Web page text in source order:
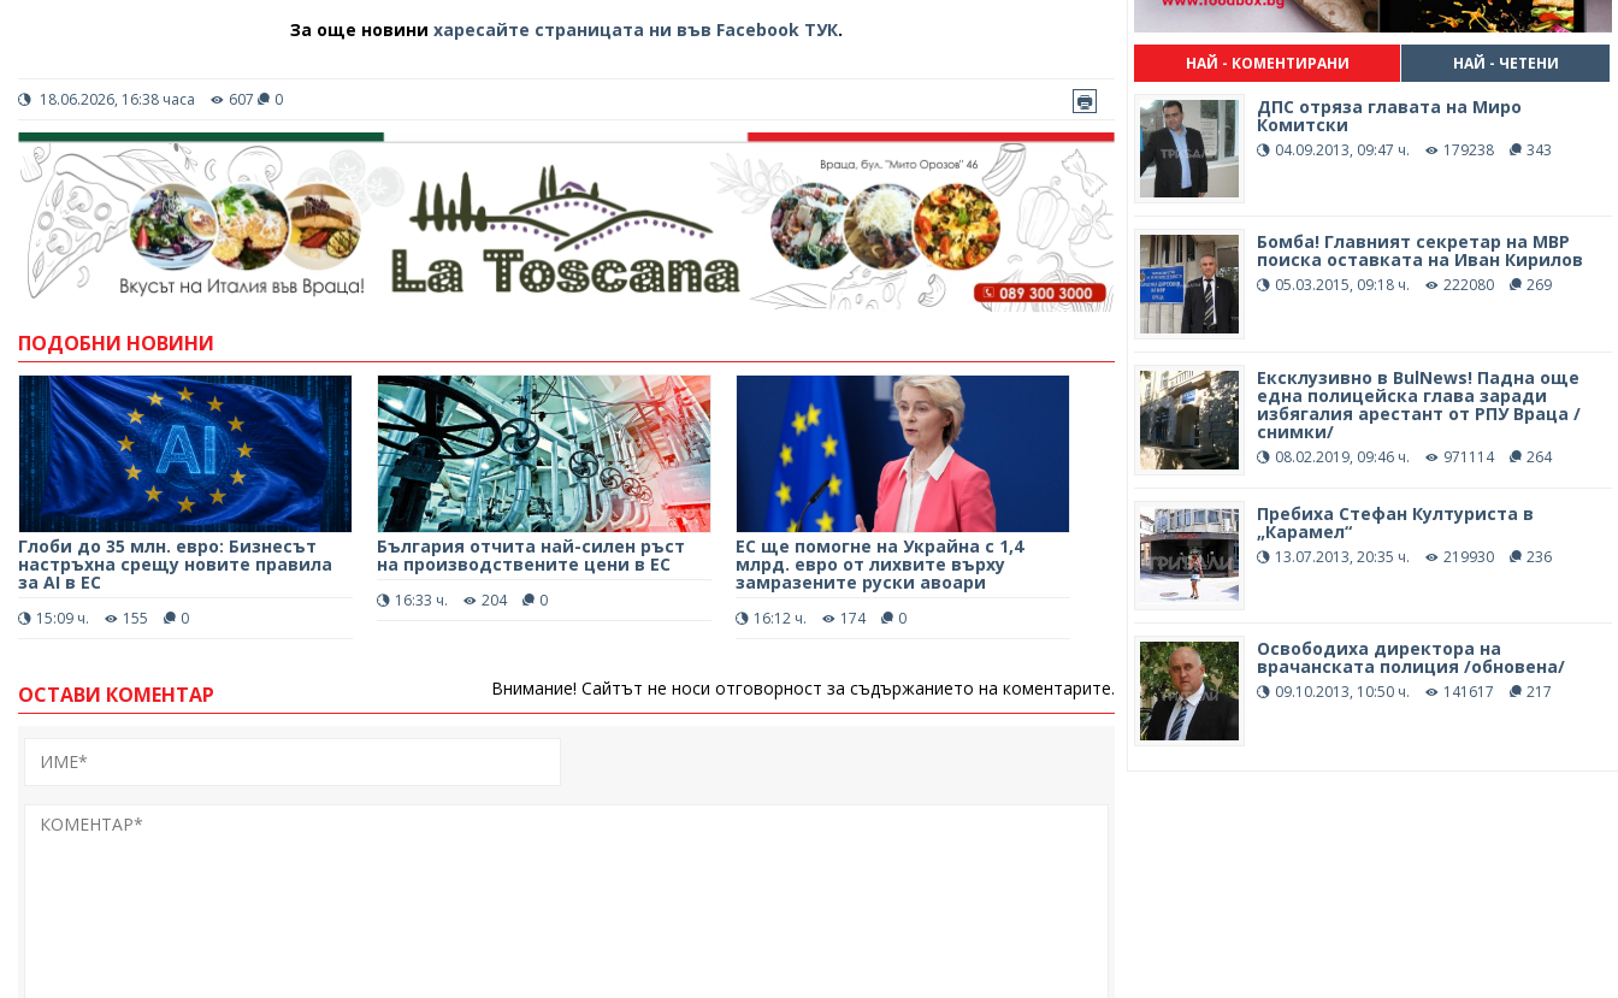
За още новинихаресайте страницата ни във Facebook ТУК.
18.06.2026, 16:38 часа 607 0
ПОДОБНИ НОВИНИ
Глоби до 35 млн. евро: Бизнесът
настръхна срещу новите правила
за AI в ЕС
15:09 ч. 155 0
България отчита най-силен ръст
на производствените цени в ЕС
16:33 ч. 204 0
ЕС ще помогне на Украйна с 1,4
млрд. евро от лихвите върху
замразените руски авоари
16:12 ч. 174 0
ОСТАВИ КОМЕНТАР Внимание! Сайтът не носи отговорност за съдържанието на коментарите.
НАЙ - КОМЕНТИРАНИ НАЙ - ЧЕТЕНИ
ДПС отряза главата на Миро
Комитски
04.09.2013, 09:47 ч. 179238 343
Бомба! Главният секретар на МВР
поиска оставката на Иван Кирилов
05.03.2015, 09:18 ч. 222080 269
Ексклузивно в BulNews! Падна още
една полицейска глава заради
избягалия арестант от РПУ Враца /
снимки/
08.02.2019, 09:46 ч. 971114 264
Пребиха Стефан Културиста в
„Карамел“
13.07.2013, 20:35 ч. 219930 236
Освободиха директора на
врачанската полиция /обновена/
09.10.2013, 10:50 ч. 141617 217